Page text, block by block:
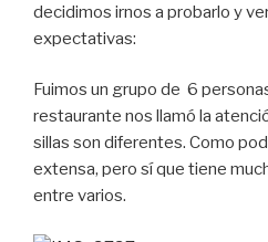
decidimos irnos a probarlo y
expectativas:
Fuimos un grupo de 6
restaurante nos llamó la
sillas son diferentes. Como
extensa, pero sí que tiene
entre varios.